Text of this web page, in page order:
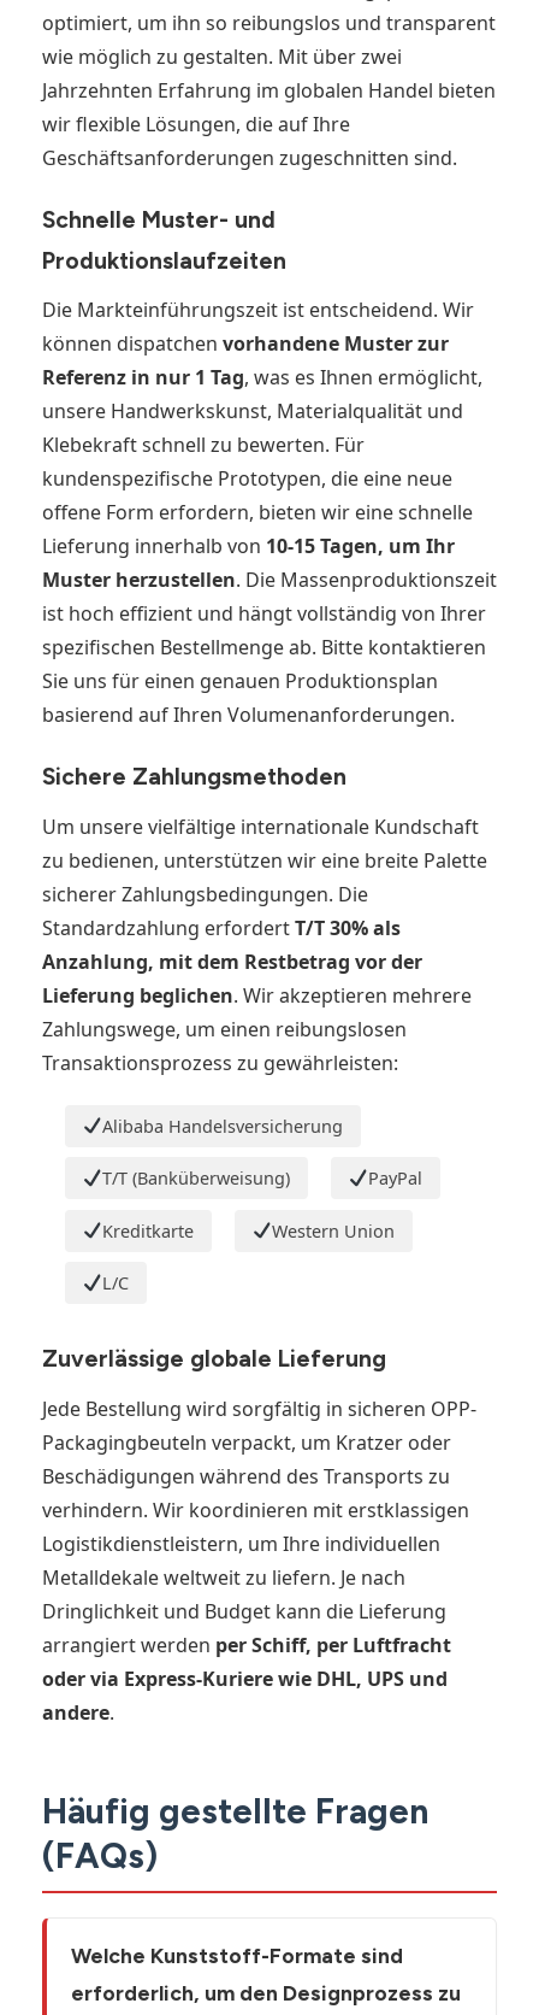
optimiert, um ihn so reibungslos und transparent
wie möglich zu gestalten. Mit über zwei
Jahrzehnten Erfahrung im globalen Handel bieten
wir flexible Lösungen, die auf Ihre
Geschäftsanforderungen zugeschnitten sind.
Schnelle Muster- und
Produktionslaufzeiten
Die Markteinführungszeit ist entscheidend. Wir
können dispatchen vorhandene Muster zur
Referenz in nur 1 Tag, was es Ihnen ermöglicht,
unsere Handwerkskunst, Materialqualität und
Klebekraft schnell zu bewerten. Für
kundenspezifische Prototypen, die eine neue
offene Form erfordern, bieten wir eine schnelle
Lieferung innerhalb von 10-15 Tagen, um Ihr
Muster herzustellen. Die Massenproduktionszeit
ist hoch effizient und hängt vollständig von Ihrer
spezifischen Bestellmenge ab. Bitte kontaktieren
Sie uns für einen genauen Produktionsplan
basierend auf Ihren Volumenanforderungen.
Sichere Zahlungsmethoden
Um unsere vielfältige internationale Kundschaft
zu bedienen, unterstützen wir eine breite Palette
sicherer Zahlungsbedingungen. Die
Standardzahlung erfordertT/T 30% als
Anzahlung, mit dem Restbetrag vor der
Lieferung beglichen. Wir akzeptieren mehrere
Zahlungswege, um einen reibungslosen
Transaktionsprozess zu gewährleisten:
Alibaba Handelsversicherung
T/T (Banküberweisung) PayPal
Kreditkarte Western Union
L/C
Zuverlässige globale Lieferung
Jede Bestellung wird sorgfältig in sicheren OPP-
Packagingbeuteln verpackt, um Kratzer oder
Beschädigungen während des Transports zu
verhindern. Wir koordinieren mit erstklassigen
Logistikdienstleistern, um Ihre individuellen
Metalldekale weltweit zu liefern. Je nach
Dringlichkeit und Budget kann die Lieferung
arrangiert werden per Schiff, per Luftfracht
oder via Express-Kuriere wie DHL, UPS und
andere.
Häufig gestellte Fragen
(FAQs)
Welche Kunststoff-Formate sind
erforderlich, um den Designprozess zu